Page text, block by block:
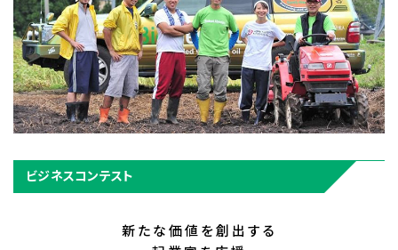
ビジネスコンテスト
新たな価値を創出する